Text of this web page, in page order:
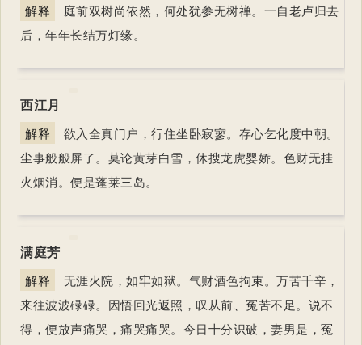
解释
庭前双树尚依然，何处犹参无树禅。一自老卢归去
后，年年长结万灯缘。
西江月
解释
欲入全真门户，行住坐卧寂寥。存心乞化度中朝。
尘事般般屏了。莫论黄芽白雪，休搜龙虎婴娇。色财无挂
火烟消。便是蓬莱三岛。
满庭芳
解释
无涯火院，如牢如狱。气财酒色拘束。万苦千辛，
来往波波碌碌。因悟回光返照，叹从前、冤苦不足。说不
得，便放声痛哭，痛哭痛哭。今日十分识破，妻男是，冤